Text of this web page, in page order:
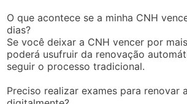
O que acontece se a minha CNH
dias?
Se você deixar a CNH vencer por
poderá usufruir da renovação
seguir o processo tradicional.
Preciso realizar exames para renovar